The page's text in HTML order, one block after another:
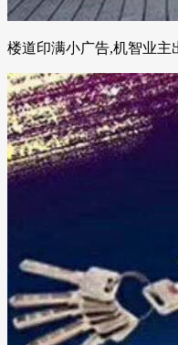
楼道印满小广告,机智业主